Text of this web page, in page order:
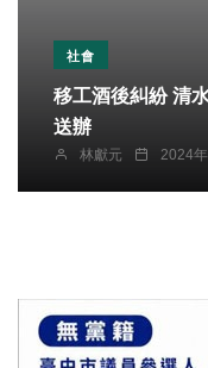
社會
移工酒後糾紛 清水警方到場查處逮獲一名失聯移工
送辦
林獻元 2024